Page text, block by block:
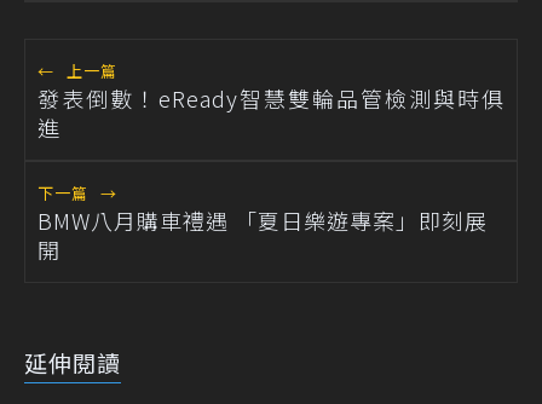
← 上一篇
發表倒數！eReady智慧雙輪品管檢測與時俱
進
下一篇 →
BMW八月購車禮遇 「夏日樂遊專案」即刻展
開
延伸閱讀